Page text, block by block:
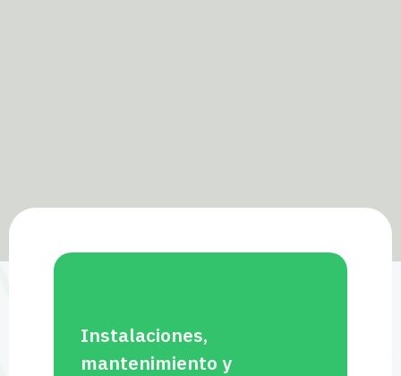
Instalaciones,
mantenimiento y